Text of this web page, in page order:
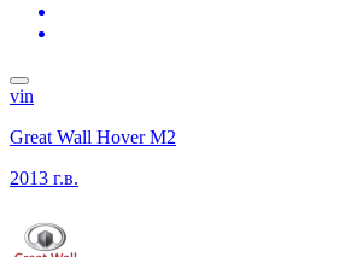
vin
Great Wall Hover M2
2013 г.в.